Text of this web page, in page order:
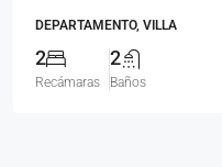
DEPARTAMENTO, VILLA
2
Recámaras
2
Baños